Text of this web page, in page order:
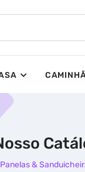
Panelas &